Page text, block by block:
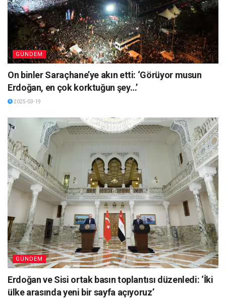
GÜNDEM
On binler Saraçhane’ye akın etti: ‘Görüyor musun
Erdoğan, en çok korktuğun şey…’
2025-03-19
GÜNDEM
Erdoğan ve Sisi ortak basın toplantısı düzenledi: ‘İki
ülke arasında yeni bir sayfa açıyoruz’